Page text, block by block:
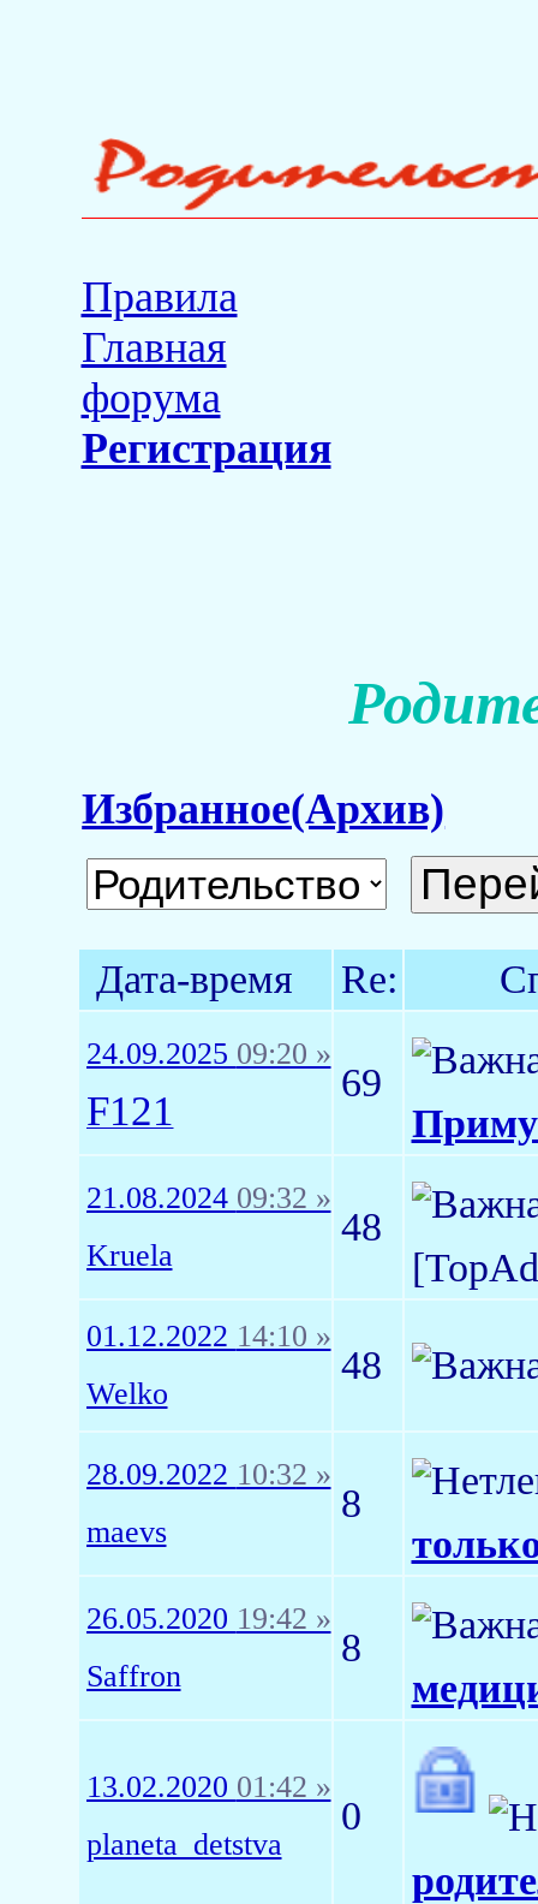
Правила
Главная
форума
Регистрация
Избранное(Архив)
Дата-время Re:
24.09.2025 09:20 »
F121
69
21.08.2024 09:32 »
Kruela
48
01.12.2022 14:10 »
Welko
48
28.09.2022 10:32 »
maevs
8
26.05.2020 19:42 »
Saffron
8
13.02.2020 01:42 »
planeta_detstva
0